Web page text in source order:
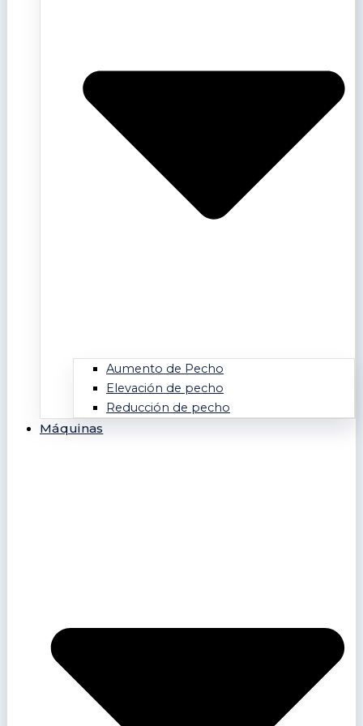
Aumento de Pecho
Elevación de pecho
Reducción de pecho
Máquinas